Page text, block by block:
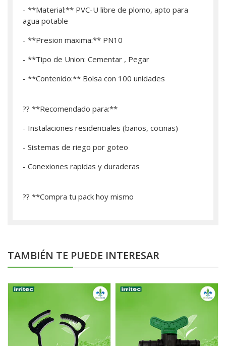
- **Material:** PVC-U libre de plomo, apto para
agua potable
- **Presion maxima:** PN10
- **Tipo de Union: Cementar , Pegar
- **Contenido:** Bolsa con 100 unidades
?? **Recomendado para:**
- Instalaciones residenciales (baños, cocinas)
- Sistemas de riego por goteo
- Conexiones rapidas y duraderas
?? **­Compra tu pack hoy mismo
TAMBIÉN TE PUEDE INTERESAR